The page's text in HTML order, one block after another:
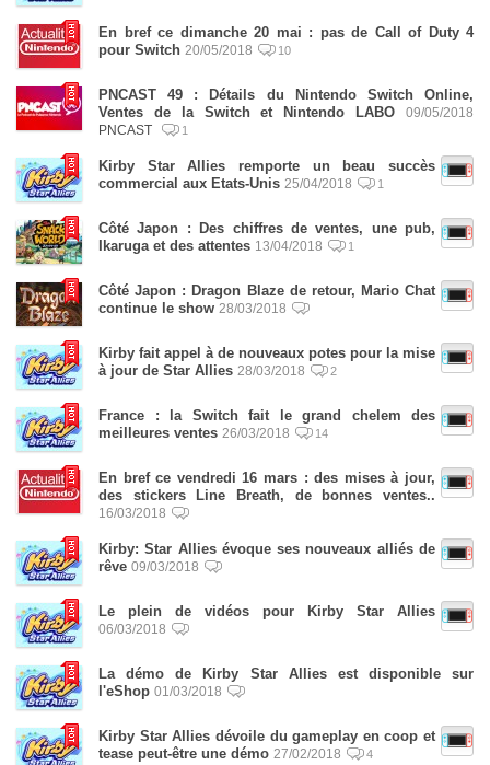
En bref ce dimanche 20 mai : pas de Call of Duty 4
pour Switch 20/05/2018 10
PNCAST 49 : Détails du Nintendo Switch Online,
Ventes de la Switch et Nintendo LABO
09/05/2018
PNCAST
1
Kirby Star Allies remporte un beau succès
commercial aux Etats-Unis 25/04/2018 1
Côté Japon : Des chiffres de ventes, une pub,
Ikaruga et des attentes 13/04/2018 1
Côté Japon : Dragon Blaze de retour, Mario Chat
continue le show 28/03/2018
Kirby fait appel à de nouveaux potes pour la mise
à jour de Star Allies 28/03/2018 2
France : la Switch fait le grand chelem des
meilleures ventes 26/03/2018 14
En bref ce vendredi 16 mars : des mises à jour,
des stickers Line Breath, de bonnes ventes..
16/03/2018
Kirby: Star Allies évoque ses nouveaux alliés de
rêve 09/03/2018
Le plein de vidéos pour Kirby Star Allies
06/03/2018
La démo de Kirby Star Allies est disponible sur
l'eShop 01/03/2018
Kirby Star Allies dévoile du gameplay en coop et
tease peut-être une démo 27/02/2018 4